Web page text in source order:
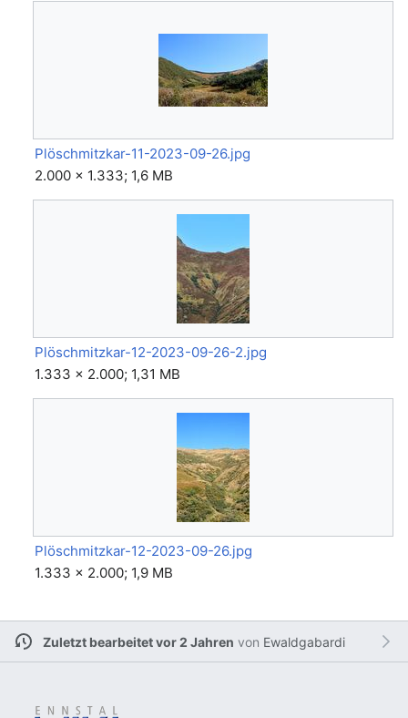
Plöschmitzkar-11-2023-09-26.jpg
2.000 × 1.333; 1,6 MB
Plöschmitzkar-12-2023-09-26-2.jpg
1.333 × 2.000; 1,31 MB
Plöschmitzkar-12-2023-09-26.jpg
1.333 × 2.000; 1,9 MB
Zuletzt bearbeitet vor 2 Jahren von Ewaldgabardi